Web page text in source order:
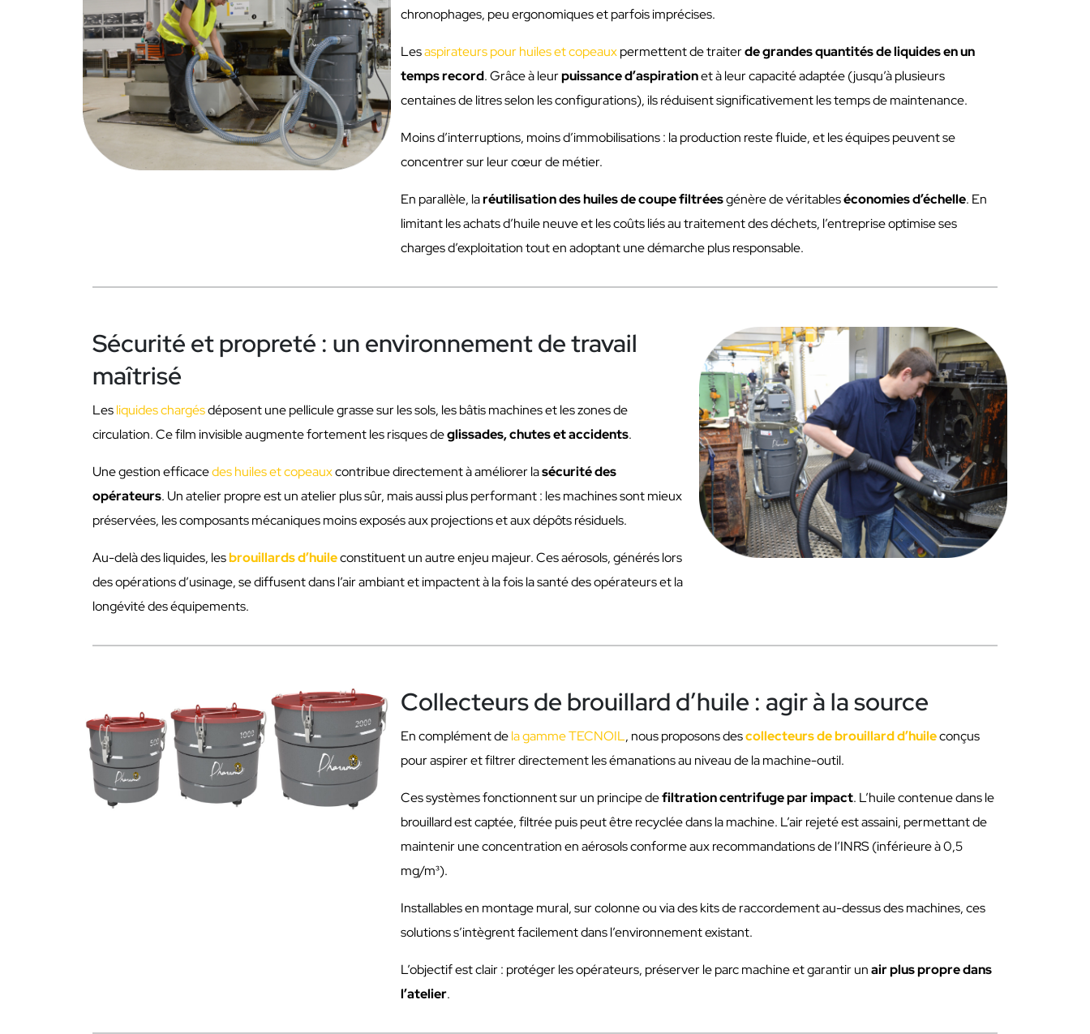
chronophages, peu ergonomiques et parfois imprécises.
Lesaspirateurs pour huiles et copeauxpermettent de traiterde grandes quantités de liquides en un
temps record. Grâce à leurpuissance d’aspirationet à leur capacité adaptée (jusqu’à plusieurs
centaines de litres selon les configurations), ils réduisent significativement les temps de maintenance.
Moins d’interruptions, moins d’immobilisations : la production reste fluide, et les équipes peuvent se
concentrer sur leur cœur de métier.
En parallèle, laréutilisation des huiles de coupe filtréesgénère de véritableséconomies d’échelle. En
limitant les achats d’huile neuve et les coûts liés au traitement des déchets, l’entreprise optimise ses
charges d’exploitation tout en adoptant une démarche plus responsable.
Sécurité et propreté : un environnement de travail
maîtrisé
Lesliquides chargésdéposent une pellicule grasse sur les sols, les bâtis machines et les zones de
circulation. Ce film invisible augmente fortement les risques deglissades, chutes et accidents.
Une gestion efficacedes huiles et copeauxcontribue directement à améliorer lasécurité des
opérateurs. Un atelier propre est un atelier plus sûr, mais aussi plus performant : les machines sont mieux
préservées, les composants mécaniques moins exposés aux projections et aux dépôts résiduels.
Au-delà des liquides, lesbrouillards d’huileconstituent un autre enjeu majeur. Ces aérosols, générés lors
des opérations d’usinage, se diffusent dans l’air ambiant et impactent à la fois la santé des opérateurs et la
longévité des équipements.
Collecteurs de brouillard d’huile : agir à la source
En complément dela gamme TECNOIL, nous proposons descollecteurs de brouillard d’huileconçus
pour aspirer et filtrer directement les émanations au niveau de la machine-outil.
Ces systèmes fonctionnent sur un principe defiltration centrifuge par impact. L’huile contenue dans le
brouillard est captée, filtrée puis peut être recyclée dans la machine. L’air rejeté est assaini, permettant de
maintenir une concentration en aérosols conforme aux recommandations de l’INRS (inférieure à 0,5
mg/m³).
Installables en montage mural, sur colonne ou via des kits de raccordement au-dessus des machines, ces
solutions s’intègrent facilement dans l’environnement existant.
L’objectif est clair : protéger les opérateurs, préserver le parc machine et garantir unair plus propre dans
l’atelier.